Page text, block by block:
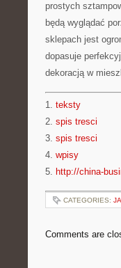
prostych
będą wyglądać
sklepach jest
dopasuje
dekoracją w
1. teksty
2. spis tresci
3. spis tresci
4. wpisy
5. http://china-
CATEGORIES:
Comments are